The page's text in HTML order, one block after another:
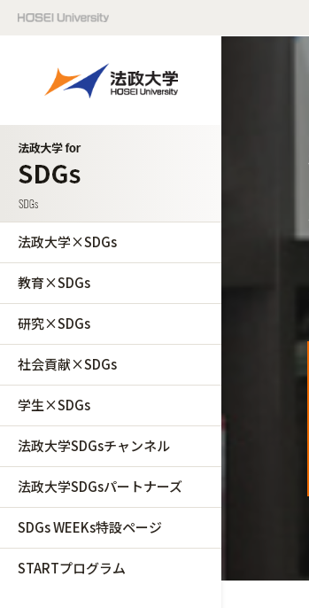
法政大学×SDGs
教育×SDGs
研究×SDGs
社会貢献×SDGs
学生×SDGs
法政大学SDGsチャンネル
法政大学SDGsパートナーズ
SDGs WEEKs特設ページ
STARTプログラム